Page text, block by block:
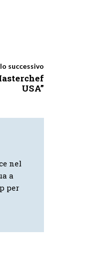
successivo
USA”
nel
a
per